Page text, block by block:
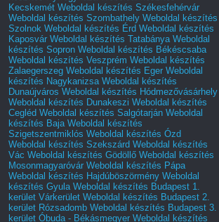
Kecskemét Weboldal készítés Székesfehérvár
Weboldal készítés Szombathely Weboldal készítés
Szolnok Weboldal készítés Érd Weboldal készítés
Kaposvár Weboldal készítés Tatabánya Weboldal
készítés Sopron Weboldal készítés Békéscsaba
Weboldal készítés Veszprém Weboldal készítés
Zalaegerszeg Weboldal készítés Eger Weboldal
készítés Nagykanizsa Weboldal készítés
Dunaújváros Weboldal készítés Hódmezővásárhely
Weboldal készítés Dunakeszi Weboldal készítés
Cegléd Weboldal készítés Salgótarján Weboldal
készítés Baja Weboldal készítés
Szigetszentmiklós Weboldal készítés Ózd
Weboldal készítés Szekszárd Weboldal készítés
Vác Weboldal készítés Gödöllő Weboldal készítés
Mosonmagyaróvár Weboldal készítés Pápa
Weboldal készítés Hajdúböszörmény Weboldal
készítés Gyula Weboldal készítés Budapest 1.
kerület Várkerület Weboldal készítés Budapest 2.
kerület Rózsadomb Weboldal készítés Budapest 3.
kerület Óbuda - Békásmegyer Weboldal készítés